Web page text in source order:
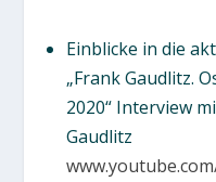
Einblicke in die
„Frank Gaudlitz.
2020“ Interview
Gaudlitz